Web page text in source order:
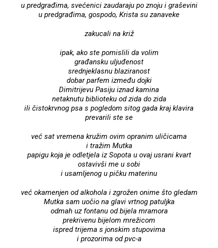
u predgrađima, svećenici zaudaraju po znoju i graševini
u predgrađima, gospodo, Krista su zanaveke
zakucali na križ
ipak, ako ste pomislili da volim
građansku uljuđenost
srednjeklasnu blaziranost
dobar parfem između dojki
Dimitrijevu Pasiju iznad kamina
netaknutu biblioteku od zida do zida
ili čistokrvnog psa s pogledom sitog gada kraj klavira
prevarili ste se
već sat vremena kružim ovim opranim uličicama
i tražim Mutka
papigu koja je odletjela iz Sopota u ovaj usrani kvart
ostavivši me u sobi
i usamljenog u pičku materinu
već okamenjen od alkohola i zgrožen onime što gledam
Mutka sam uočio na glavi vrtnog patuljka
odmah uz fontanu od bijela mramora
prekrivenu bijelom mrežicom
ispred trijema s jonskim stupovima
i prozorima od pvc-a